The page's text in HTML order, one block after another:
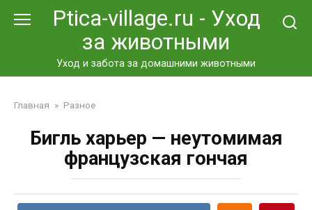
Ptica-village.ru - Уход
за животными
Уход и забота за домашними животными
Главная » Разное
Бигль харьер — неутомимая
французская гончая